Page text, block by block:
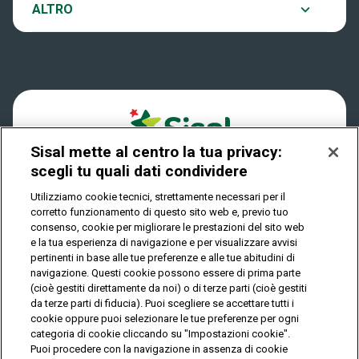
Play Your Date
Dove si gioca
Quanto si vince
Come riscuotere
ALTRO
Notifiche
Privacy
IL GIOCO È VIETATO AI MINORI E PUÒ CAUSARE
DIPENDENZA PATOLOGICA
© Copyright Sisal Italia S.p.A. - P.I. 02433760135
Privacy Cookies
Mappa
del
sito
Sisal mette al centro la tua privacy:
scegli tu quali dati condividere
Utilizziamo cookie tecnici, strettamente necessari per il
corretto funzionamento di questo sito web e, previo tuo
consenso, cookie per migliorare le prestazioni del sito web
e la tua esperienza di navigazione e per visualizzare avvisi
pertinenti in base alle tue preferenze e alle tue abitudini di
navigazione. Questi cookie possono essere di prima parte
(cioè gestiti direttamente da noi) o di terze parti (cioè gestiti
da terze parti di fiducia). Puoi scegliere se accettare tutti i
cookie oppure puoi selezionare le tue preferenze per ogni
categoria di cookie cliccando su "Impostazioni cookie".
Puoi procedere con la navigazione in assenza di cookie